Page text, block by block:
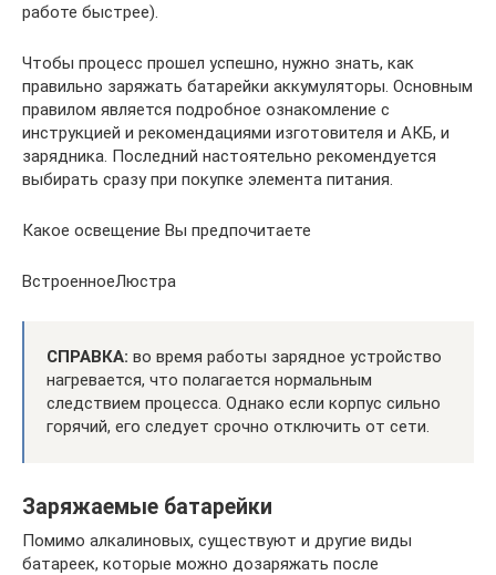
работе быстрее).
Чтобы процесс прошел успешно, нужно знать, как
правильно заряжать батарейки аккумуляторы. Основным
правилом является подробное ознакомление с
инструкцией и рекомендациями изготовителя и АКБ, и
зарядника. Последний настоятельно рекомендуется
выбирать сразу при покупке элемента питания.
Какое освещение Вы предпочитаете
ВстроенноеЛюстра
СПРАВКА: во время работы зарядное устройство
нагревается, что полагается нормальным
следствием процесса. Однако если корпус сильно
горячий, его следует срочно отключить от сети.
Заряжаемые батарейки
Помимо алкалиновых, существуют и другие виды
батареек, которые можно дозаряжать после